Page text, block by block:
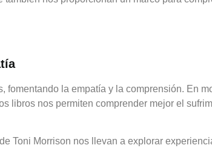
fomentando la empatía y la comprensión. En
libros nos permiten comprender mejor el
de Toni Morrison nos llevan a explorar